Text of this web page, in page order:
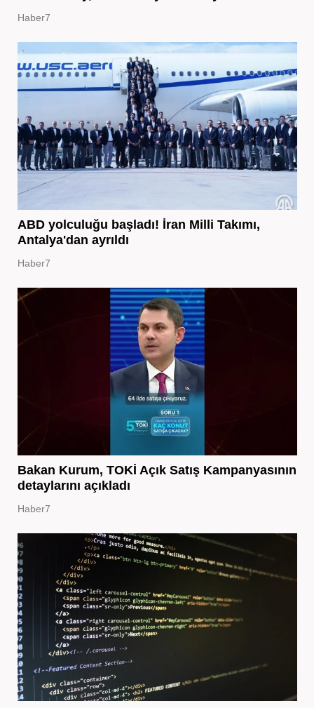
Haber7
ABD yolculuğu başladı! İran Milli Takımı,
Antalya'dan ayrıldı
Haber7
Bakan Kurum, TOKİ Açık Satış Kampanyasının
detaylarını açıkladı
Haber7